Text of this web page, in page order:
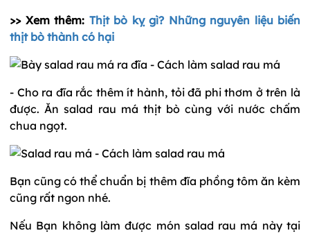
>> Xem thêm: Thịt bò kỵ gì? Những nguyên liệu biến
thịt bò thành có hại
- Cho ra đĩa rắc thêm ít hành, tỏi đã phi thơm ở trên là
được. Ăn salad rau má thịt bò cùng với nước chấm
chua ngọt.
Bạn cũng có thể chuẩn bị thêm đĩa phồng tôm ăn kèm
cũng rất ngon nhé.
Nếu Bạn không làm được món salad rau má này tại